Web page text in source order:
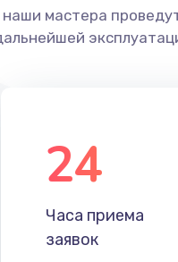
мастера
24
Часа приема
заявок